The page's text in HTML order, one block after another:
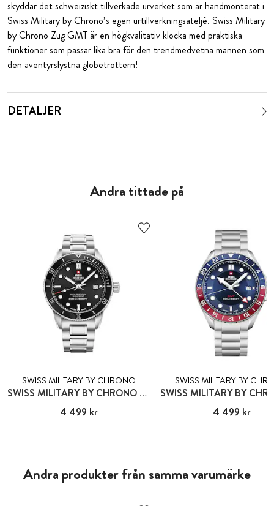
skyddar det schweiziskt tillverkade urverket som är handmonterat i
Swiss Military by Chrono’s egen urtillverkningsateljé. Swiss Military
by Chrono Zug GMT är en högkvalitativ klocka med praktiska
funktioner som passar lika bra för den trendmedvetna mannen som
den äventyrslystna globetrottern!
DETALJER
Andra tittade på
SWISS MILITARY BY CHRONO
SWISS MILITARY BY CHRONO ANDERMATT
Pris:4 499 kr
4 499 kr
SWISS MILITARY BY
Pris:4 499 kr
4 499 kr
Andra produkter från samma varumärke